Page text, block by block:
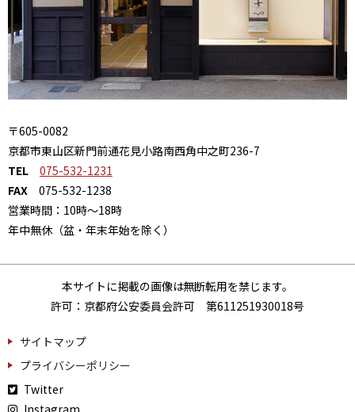
〒605-0082
京都市東山区新門前通花見小路南西角中之町236-7
TEL
075-532-1231
FAX075-532-1238
営業時間：10時～18時
年中無休（盆・年末年始を除く）
本サイトに掲載の画像は無断転用を禁じます。
許可：京都府公安委員会許可 第611251930018号
サイトマップ
プライバシーポリシー
Twitter
Instagram